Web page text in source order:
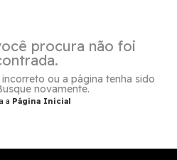
procura não foi
ou a página tenha sido
novamente.
a Página Inicial